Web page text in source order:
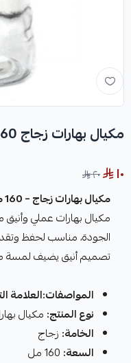
مكيال بهارات زجاج 160ملي
١٠
٢٠
مكيال بهارات زجاج – 160 مل | البراري
مكيال بهارات عملي وأنيق
الجودة، مناسب لحفظ
تصميم أنيق يضيف لمسة
المواصفات:العلامة
نوع المنتج: مكيال
الخامة: زجاج
السعة: